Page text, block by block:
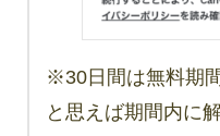
※30日間は無料期
と思えば期間内に